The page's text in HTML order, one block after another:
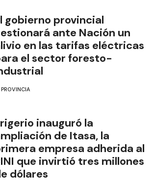
gobierno provincial
ante Nación un
en las tarifas eléctricas
el sector foresto-
PROVINCIA
inauguró la
de Itasa, la
empresa adherida al
que invirtió tres millones
dólares